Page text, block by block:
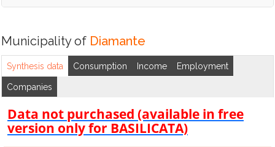
Cariati
Carolei
Carpanzano
Casali del Manco
Cassano all'Ionio
Castiglione
Mandatoriccio
Mangone
Marano
Principato
Marzi
Vallo
Argentano
San Nicola Arcella
San Pietro in
Municipality of Diamante
Synthesis data Consumption Income Employment
Companies
Data not purchased (available in free
version only for BASILICATA)